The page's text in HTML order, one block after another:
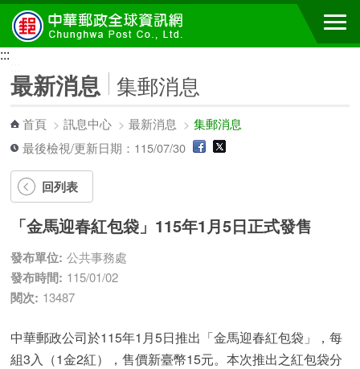
跳到主要內容區塊
:::
最新消息 集郵消息
首頁 >訊息中心 >最新消息 >集郵消息
最後檢視/更新日期：115/07/30
回列表
「金馬迎春紅包袋」115年1月5日正式發售
發布單位: 公共事務處
發布時間: 115/01/02
閱次: 13487
中華郵政公司於115年1月5日推出「金馬迎春紅包袋」，每
組3入（1金2紅），售價新臺幣15元。本次推出之紅包袋分